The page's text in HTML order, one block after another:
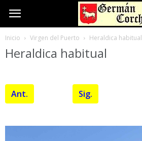
Inicio Virgen del Puerto Heraldica habitual
Heraldica habitual
Ant. Sig.